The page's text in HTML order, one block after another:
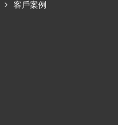
客戶案例